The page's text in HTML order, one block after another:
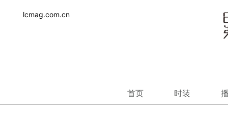
lcmag.com.cn
首页 时装